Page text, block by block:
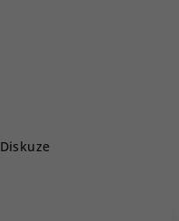
Diskuze